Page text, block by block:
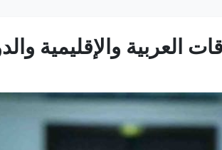
العربية والإقليمية